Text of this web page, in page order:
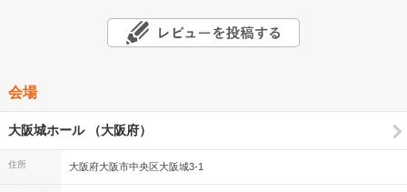
会場
大阪城ホール （大阪府）
住所 大阪府大阪市中央区大阪城3-1